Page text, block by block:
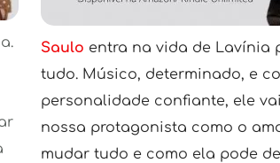
Saulo entra na vida de Lavínia
tudo. Músico, determinado, e
personalidade confiante, ele
nossa protagonista como o
mudar tudo e como ela pode